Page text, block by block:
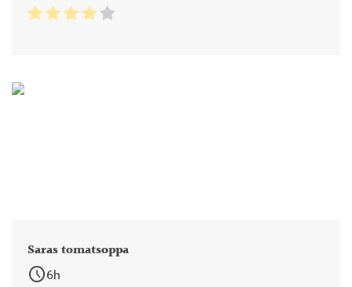
Saras tomatsoppa
schedule6h